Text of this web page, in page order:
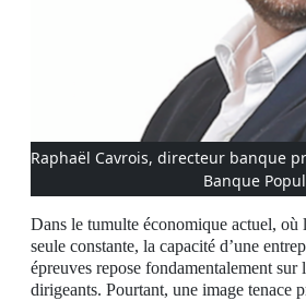
Raphaël Cavrois, directeur banque
Banque
Dans le tumulte économique actuel, où
seule constante, la capacité d’une
épreuves repose fondamentalement sur
dirigeants. Pourtant, une image tenace